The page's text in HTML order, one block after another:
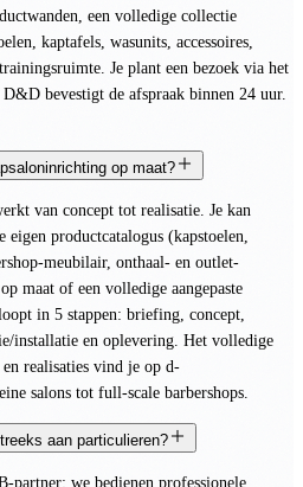
een volledige collectie
kaptafels, wasunits, accessoires,
Je plant een bezoek via het
bevestigt de afspraak binnen 24 uur.
op maat?
van concept tot realisatie. Je kan
productcatalogus (kapstoelen,
meubilair, onthaal- en outlet-
maat of een volledige aangepaste
in 5 stappen: briefing, concept,
installatie en oplevering. Het volledige
realisaties vind je op d-
salons tot full-scale barbershops.
aan particulieren?
partner: we bedienen professionele